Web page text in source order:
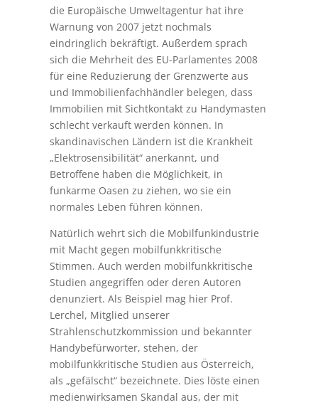
die Europäische Umweltagentur hat ihre
Warnung von 2007 jetzt nochmals
eindringlich bekräftigt. Außerdem sprach
sich die Mehrheit des EU-Parlamentes 2008
für eine Reduzierung der Grenzwerte aus
und Immobilienfachhändler belegen, dass
Immobilien mit Sichtkontakt zu Handymasten
schlecht verkauft werden können. In
skandinavischen Ländern ist die Krankheit
„Elektrosensibilität“ anerkannt, und
Betroffene haben die Möglichkeit, in
funkarme Oasen zu ziehen, wo sie ein
normales Leben führen können.
Natürlich wehrt sich die Mobilfunkindustrie
mit Macht gegen mobilfunkkritische
Stimmen. Auch werden mobilfunkkritische
Studien angegriffen oder deren Autoren
denunziert. Als Beispiel mag hier Prof.
Lerchel, Mitglied unserer
Strahlenschutzkommission und bekannter
Handybefürworter, stehen, der
mobilfunkkritische Studien aus Österreich,
als „gefälscht“ bezeichnete. Dies löste einen
medienwirksamen Skandal aus, der mit